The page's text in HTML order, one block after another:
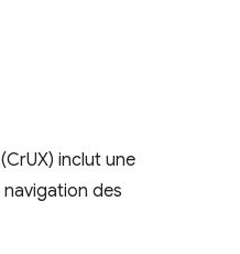
inclut une
des